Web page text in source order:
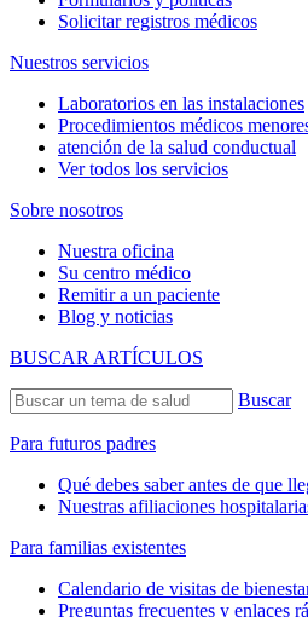
Solicitar registros médicos
Nuestros servicios
Laboratorios en las instalaciones
Procedimientos médicos
atención de la salud conductual
Ver todos los servicios
Sobre nosotros
Nuestra oficina
Su centro médico
Remitir a un paciente
Blog y noticias
BUSCAR ARTÍCULOS
Buscar
Para futuros padres
Qué debes saber antes de que
Nuestras afiliaciones
Para familias existentes
Calendario de visitas de
Preguntas frecuentes y enlaces